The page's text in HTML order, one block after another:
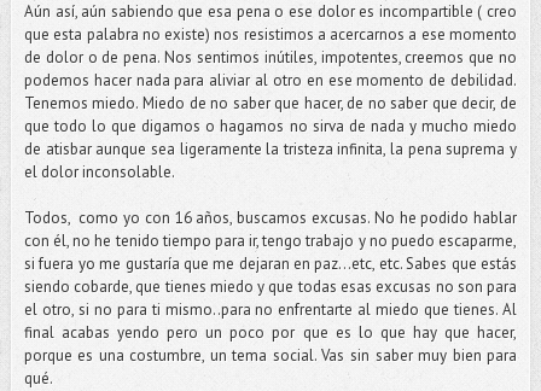
Aún así, aún sabiendo que esa pena o ese dolor es incompartible ( creo
que esta palabra no existe) nos resistimos a acercarnos a ese momento
de dolor o de pena. Nos sentimos inútiles, impotentes, creemos que no
podemos hacer nada para aliviar al otro en ese momento de debilidad.
Tenemos miedo. Miedo de no saber que hacer, de no saber que decir, de
que todo lo que digamos o hagamos no sirva de nada y mucho miedo
de atisbar aunque sea ligeramente la tristeza infinita, la pena suprema y
el dolor inconsolable.
Todos, como yo con 16 años, buscamos excusas. No he podido hablar
con él, no he tenido tiempo para ir, tengo trabajo y no puedo escaparme,
si fuera yo me gustaría que me dejaran en paz…etc, etc. Sabes que estás
siendo cobarde, que tienes miedo y que todas esas excusas no son para
el otro, si no para ti mismo..para no enfrentarte al miedo que tienes. Al
final acabas yendo pero un poco por que es lo que hay que hacer,
porque es una costumbre, un tema social. Vas sin saber muy bien para
qué.